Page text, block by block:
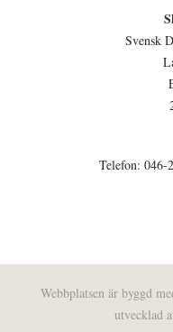
Svensk
Telefon: 046-
Webbplatsen är byggd
utvecklad